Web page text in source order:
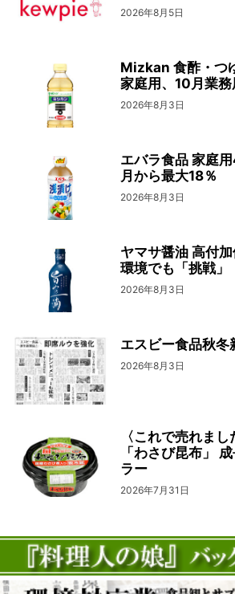
2026年8月5日
Mizkan 食酢・つ
家庭用、10月業務
2026年8月3日
エバラ食品 家庭
月から最大18％
2026年8月3日
ヤマサ醤油 高付
環境でも「挑戦」
2026年8月3日
エスビー食品秋冬
2026年8月3日
〈これで売れま
「わさび昆布」
ラー
2026年7月31日